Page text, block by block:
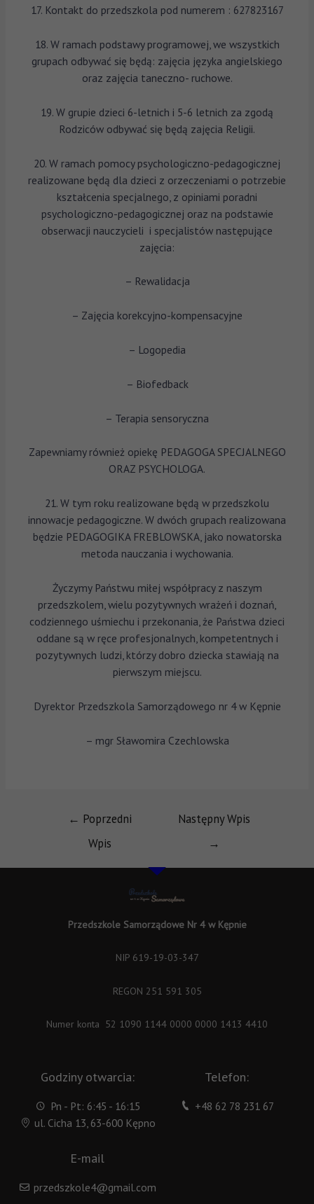
17. Kontakt do przedszkola pod numerem : 627823167
18. W ramach podstawy programowej, we wszystkich
grupach odbywać się będą: zajęcia języka angielskiego
oraz zajęcia taneczno- ruchowe.
19. W grupie dzieci 6-letnich i 5-6 letnich za zgodą
Rodziców odbywać się będą zajęcia Religii.
20. W ramach pomocy psychologiczno-pedagogicznej
realizowane będą dla dzieci z orzeczeniami o potrzebie
kształcenia specjalnego, z opiniami poradni
psychologiczno-pedagogicznej oraz na podstawie
obserwacji nauczycieli i specjalistów następujące
zajęcia:
– Rewalidacja
– Zajęcia korekcyjno-kompensacyjne
– Logopedia
– Biofedback
– Terapia sensoryczna
Zapewniamy również opiekę PEDAGOGA SPECJALNEGO
ORAZ PSYCHOLOGA.
21. W tym roku realizowane będą w przedszkolu
innowacje pedagogiczne. W dwóch grupach realizowana
będzie PEDAGOGIKA FREBLOWSKA, jako nowatorska
metoda nauczania i wychowania.
Życzymy Państwu miłej współpracy z naszym
przedszkolem, wielu pozytywnych wrażeń i doznań,
codziennego uśmiechu i przekonania, że Państwa dzieci
oddane są w ręce profesjonalnych, kompetentnych i
pozytywnych ludzi, którzy dobro dziecka stawiają na
pierwszym miejscu.
Dyrektor Przedszkola Samorządowego nr 4 w Kępnie
– mgr Sławomira Czechlowska
← Poprzedni
Wpis
Następny Wpis
→
Przedszkole Samorządowe Nr 4 w Kępnie
NIP 619-19-03-347
REGON 251 591 305
Numer konta 52 1090 1144 0000 0000 1413 4410
Godziny otwarcia:
Pn - Pt: 6:45 - 16:15
ul. Cicha 13, 63-600 Kępno
Telefon:
+48 62 78 231 67
E-mail
przedszkole4@gmail.com